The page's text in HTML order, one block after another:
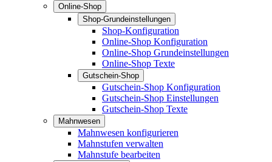
Online-Shop
Shop-Grundeinstellungen
Shop-Konfiguration
Online-Shop Konfiguration
Online-Shop Grundeinstellungen
Online-Shop Texte
Gutschein-Shop
Gutschein-Shop Konfiguration
Gutschein-Shop Einstellungen
Gutschein-Shop Texte
Mahnwesen
Mahnwesen konfigurieren
Mahnstufen verwalten
Mahnstufe bearbeiten